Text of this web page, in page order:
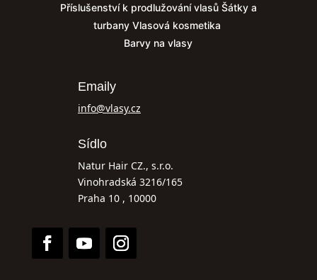
Příslušenství k prodlužování vlasů Šátky a
turbany Vlasová kosmetika
Barvy na vlasy
Emaily
info@vlasy.cz
Sídlo
Natur Hair CZ., s.r.o.
Vinohradská 3216/165
Praha 10 , 10000